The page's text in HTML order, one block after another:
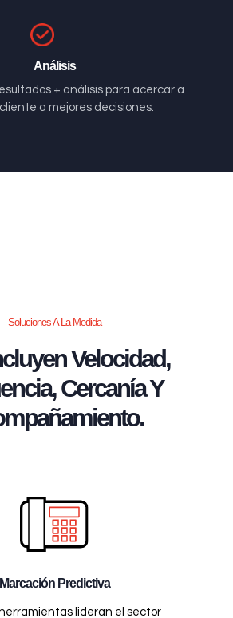
Análisis
+ análisis para acercar a
a mejores decisiones.
Soluciones A La Medida
Velocidad,
Cercanía Y
Marcación Predictiva
lideran el sector